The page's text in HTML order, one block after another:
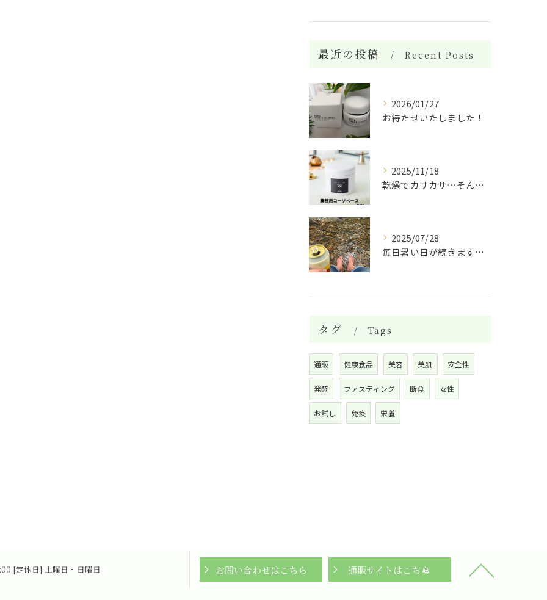
最近の投稿 Recent Posts
2026/01/27
お待たせいたしました！
2025/11/18
乾燥でカサカサ…そんな肌に救世主✨ 天然酵母と植物エキスでし...
2025/07/28
毎日暑い日が続きますね。
タグ Tags
通販 健康食品 美容 美肌 安全性
発酵 ファスティング 断食 女性
お試し 免疫 栄養
[定休日] 土曜日・日曜日 お問い合わせはこちら 通販サイトはこちら